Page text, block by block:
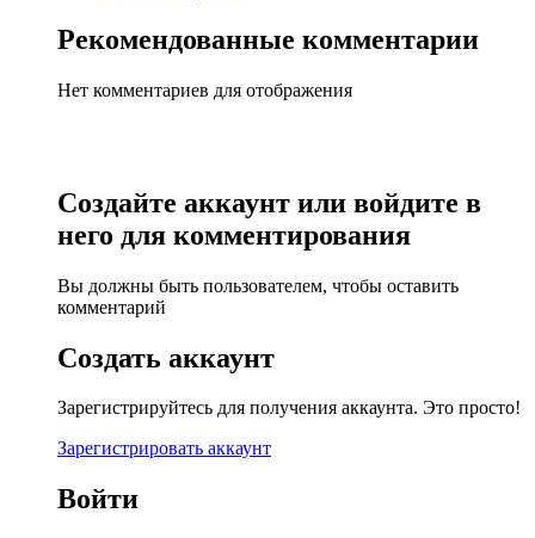
Рекомендованные комментарии
Нет комментариев для отображения
Создайте аккаунт или войдите в
него для комментирования
Вы должны быть пользователем, чтобы оставить
комментарий
Создать аккаунт
Зарегистрируйтесь для получения аккаунта. Это просто!
Зарегистрировать аккаунт
Войти